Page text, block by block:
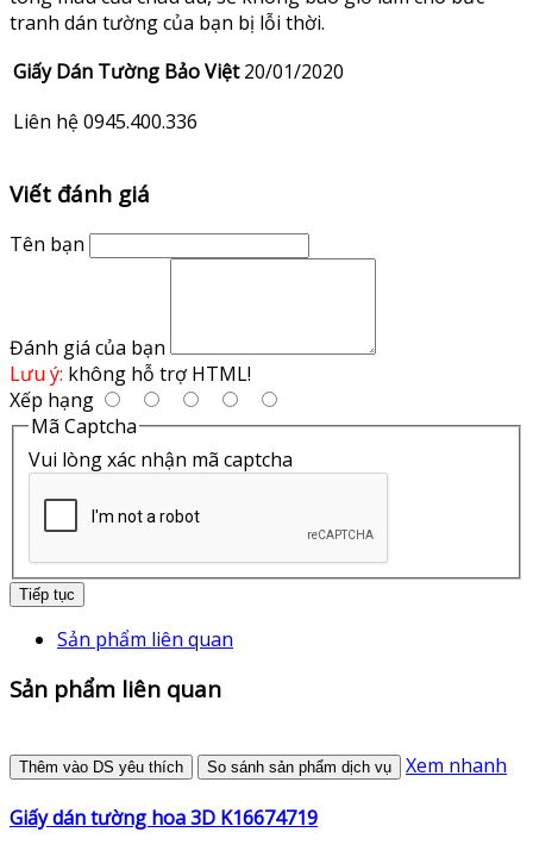
tranh dán tường của bạn bị lỗi thời.
Giấy Dán Tường Bảo Việt 20/01/2020
Liên hệ 0945.400.336
Viết đánh giá
Tên bạn
Đánh giá của bạn
Lưu ý: không hỗ trợ HTML!
Xếp hạng
Mã Captcha
Vui lòng xác nhận mã captcha
Tiếp tục
Sản phẩm liên quan
Sản phẩm liên quan
Thêm vào DS yêu thích So sánh sản phẩm dịch vụ Xem nhanh
Giấy dán tường hoa 3D K16674719